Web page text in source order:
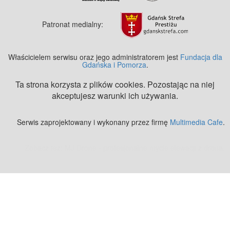
Patronat medialny:
Właścicielem serwisu oraz jego administratorem jest Fundacja dla
Gdańska i Pomorza.
Ta strona korzysta z plików cookies. Pozostając na niej
akceptujesz warunki ich używania.
Serwis zaprojektowany i wykonany przez firmę Multimedia Cafe.